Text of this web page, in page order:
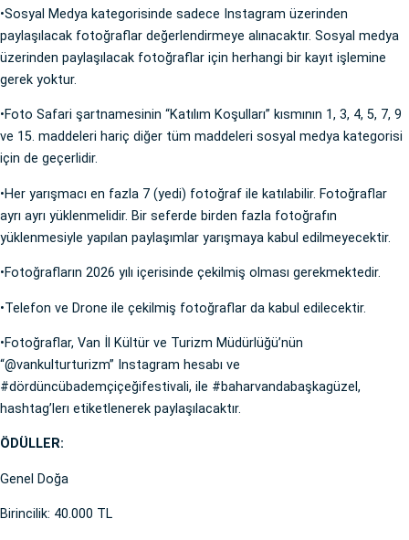
•Sosyal Medya kategorisinde sadece Instagram üzerinden
paylaşılacak fotoğraflar değerlendirmeye alınacaktır. Sosyal medya
üzerinden paylaşılacak fotoğraflar için herhangi bir kayıt işlemine
gerek yoktur.
•Foto Safari şartnamesinin “Katılım Koşulları” kısmının 1, 3, 4, 5, 7, 9
ve 15. maddeleri hariç diğer tüm maddeleri sosyal medya kategorisi
için de geçerlidir.
•Her yarışmacı en fazla 7 (yedi) fotoğraf ile katılabilir. Fotoğraflar
ayrı ayrı yüklenmelidir. Bir seferde birden fazla fotoğrafın
yüklenmesiyle yapılan paylaşımlar yarışmaya kabul edilmeyecektir.
•Fotoğrafların 2026 yılı içerisinde çekilmiş olması gerekmektedir.
•Telefon ve Drone ile çekilmiş fotoğraflar da kabul edilecektir.
•Fotoğraflar, Van İl Kültür ve Turizm Müdürlüğü’nün
“@vankulturturizm” Instagram hesabı ve
#dördüncübademçiçeğifestivali, ile #baharvandabaşkagüzel,
hashtag’lerı etiketlenerek paylaşılacaktır.
ÖDÜLLER:
Genel Doğa
Birincilik: 40.000 TL